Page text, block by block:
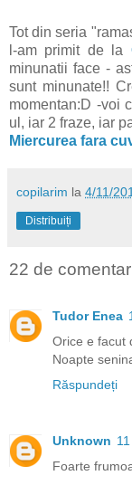
Tot din seria
l-am primit de la
minunatii face -
sunt minunate!!
momentan:D -voi
ul, iar 2 fraze, iar
Miercurea fara
copilarim la 4/11/
Distribuiți
22 de
Tudor Enea
Orice e facut
Noapte
Răspundeți
Unknown
Foarte